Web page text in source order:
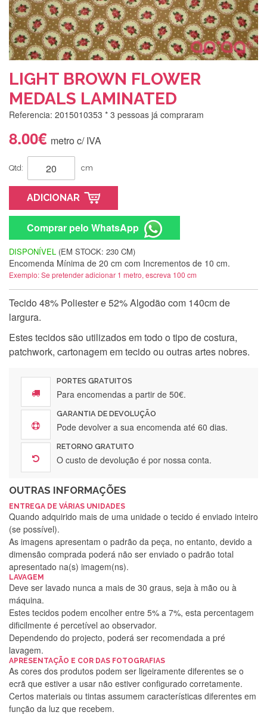
LIGHT BROWN FLOWER
MEDALS LAMINATED
Referencia: 2015010353 * 3 pessoas já compraram
8.00€ metro c/ IVA
Qtd: cm
ADICIONAR
Comprar pelo WhatsApp
DISPONÍVEL (EM STOCK: 230 CM)
Encomenda Mínima de 20 cm com Incrementos de 10 cm.
Exemplo: Se pretender adicionar 1 metro, escreva 100 cm
Tecido 48% Poliester e 52% Algodão com 140cm de
largura.
Estes tecidos são utilizados em todo o tipo de costura,
patchwork, cartonagem em tecido ou outras artes nobres.
PORTES GRATUITOS
Para encomendas a partir de 50€.
GARANTIA DE DEVOLUÇÃO
Pode devolver a sua encomenda até 60 dias.
RETORNO GRATUITO
O custo de devolução é por nossa conta.
OUTRAS INFORMAÇÕES
ENTREGA DE VÁRIAS UNIDADES
Quando adquirido mais de uma unidade o tecido é enviado inteiro
(se possível).
As imagens apresentam o padrão da peça, no entanto, devido a
dimensão comprada poderá não ser enviado o padrão total
apresentado na(s) imagem(ns).
LAVAGEM
Deve ser lavado nunca a mais de 30 graus, seja à mão ou à
máquina.
Estes tecidos podem encolher entre 5% a 7%, esta percentagem
dificilmente é percetível ao observador.
Dependendo do projecto, poderá ser recomendada a pré
lavagem.
APRESENTAÇÃO E COR DAS FOTOGRAFIAS
As cores dos produtos podem ser ligeiramente diferentes se o
ecrã que estiver a usar não estiver configurado corretamente.
Certos materiais ou tintas assumem características diferentes em
função da luz que recebem.
Silvia Lopes
Encomenda direitinha. Rapidez e segurança. Volto a
encomendar.